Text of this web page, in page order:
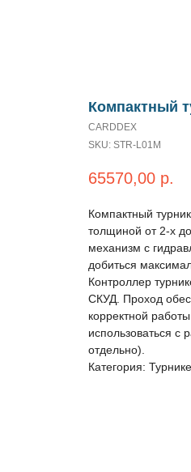
Компактный
CARDDEX
SKU: STR-L01M
65570,00 р.
Компактный
толщиной от 2-х
механизм c
добиться
Контроллер
СКУД. Проход
корректной
использоваться
отдельно).
Категория: